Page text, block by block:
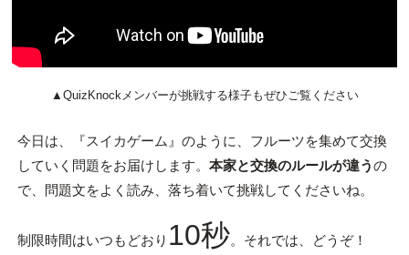
▲QuizKnockメンバーが挑戦する様子もぜひご覧ください
今日は、『スイカゲーム』のように、フルーツを集めて交換
していく問題をお届けします。 本家と交換のルールが違うの
で、問題文をよく読み、落ち着いて挑戦してくださいね。
制限時間はいつもどおり 10秒。それでは、どうぞ！